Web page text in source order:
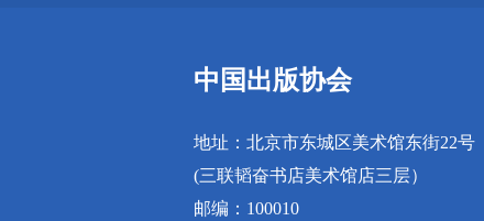
中国出版协会
地址：北京市东城区美术馆东街22号
(三联韬奋书店美术馆店三层）
邮编：100010